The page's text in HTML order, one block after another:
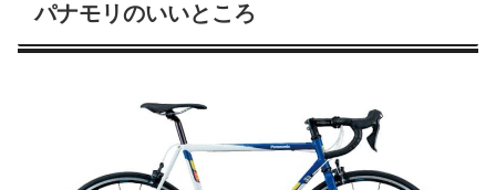
パナモリのいいところ